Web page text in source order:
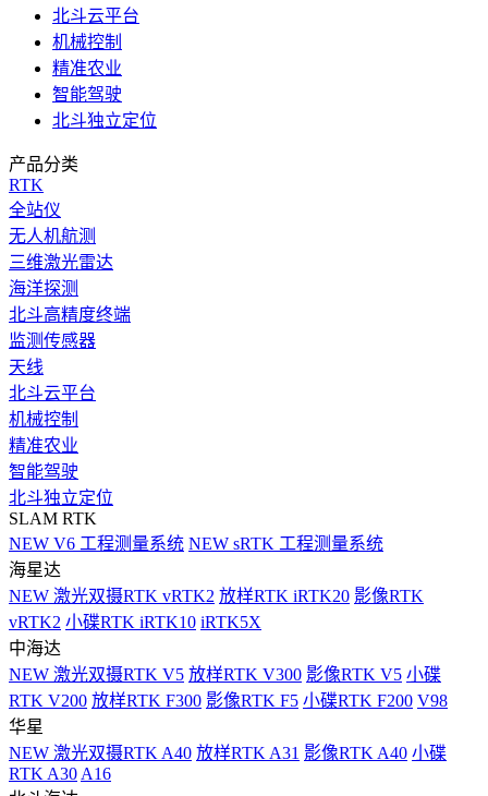
北斗云平台
机械控制
精准农业
智能驾驶
北斗独立定位
产品分类
RTK
全站仪
无人机航测
三维激光雷达
海洋探测
北斗高精度终端
监测传感器
天线
北斗云平台
机械控制
精准农业
智能驾驶
北斗独立定位
SLAM RTK
NEW V6 工程测量系统 NEW sRTK 工程测量系统
海星达
NEW 激光双摄RTK vRTK2 放样RTK iRTK20 影像RTK
vRTK2 小碟RTK iRTK10 iRTK5X
中海达
NEW 激光双摄RTK V5 放样RTK V300 影像RTK V5 小碟
RTK V200 放样RTK F300 影像RTK F5 小碟RTK F200 V98
华星
NEW 激光双摄RTK A40 放样RTK A31 影像RTK A40 小碟
RTK A30 A16